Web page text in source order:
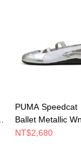
PUMA Speedcat
Ballet Metallic
休閒鞋 40158101
NT$2,680